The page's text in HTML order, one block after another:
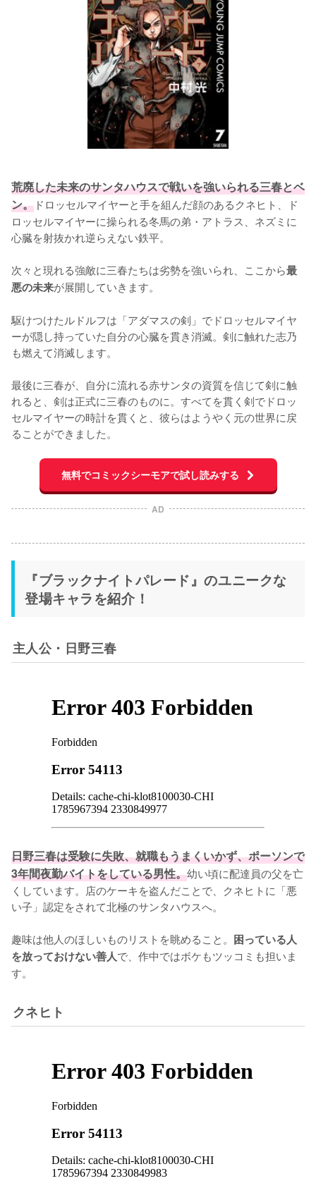
荒廃した未来のサンタハウスで戦いを強いられる三春とベ
ン。 ドロッセルマイヤーと手を組んだ顔のあるクネヒト、ド
ロッセルマイヤーに操られる冬馬の弟・アトラス、ネズミに
心臓を射抜かれ逆らえない鉄平。
次々と現れる強敵に三春たちは劣勢を強いられ、ここから最
悪の未来が展開していきます。
駆けつけたルドルフは「アダマスの剣」でドロッセルマイヤ
ーが隠し持っていた自分の心臓を貫き消滅。剣に触れた志乃
も燃えて消滅します。
最後に三春が、自分に流れる赤サンタの資質を信じて剣に触
れると、剣は正式に三春のものに。すべてを貫く剣でドロッ
セルマイヤーの時計を貫くと、彼らはようやく元の世界に戻
ることができました。
無料でコミックシーモアで試し読みする
AD
『ブラックナイトパレード』のユニークな
登場キャラを紹介！
主人公・日野三春
日野三春は受験に失敗、就職もうまくいかず、ポーソンで
3年間夜勤バイトをしている男性。幼い頃に配達員の父を亡
くしています。店のケーキを盗んだことで、クネヒトに「悪
い子」認定をされて北極のサンタハウスへ。
趣味は他人のほしいものリストを眺めること。 困っている人
を放っておけない善人で、作中ではボケもツッコミも担いま
す。
クネヒト